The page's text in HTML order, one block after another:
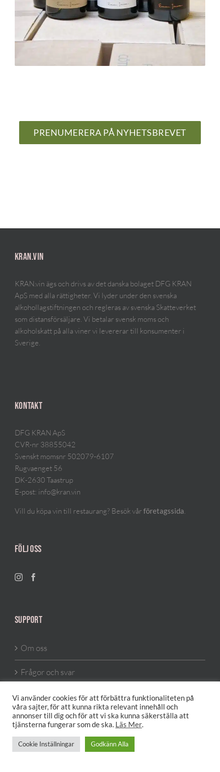
PRENUMERERA PÅ NYHETSBREVET
KRAN.VIN
KRAN.vin ägs och drivs av det danska bolaget DFG KRAN
ApS med alla rättigheter. Vi lyder under den svenska
alkohollagstiftningen och regleras av svenska Skatteverket
som distansförsäljare. Vi betalar svensk moms och
alkoholskatt på alla viner vi levererar till konsumenter i
Sverige.
KONTAKT
DFG KRAN ApS
CVR-nr 38855042
Svenskt momsnr 502079-6107
Rugvaenget 56
DK-2630 Taastrup
E-post: info@kran.vin
Vill du köpa vin till restaurang? Besök vårföretagssida
FÖLJ OSS
SUPPORT
Om oss
Frågor och svar
Så funkar det
Hemleverans
Köpvillkor
Vi använder cookies för att förbättra funktionaliteten på
våra sajter, för att kunna rikta relevant innehåll och
annonser till dig och för att vi ska kunna säkerställa att
tjänsterna fungerar som de ska. Läs Mer.
Cookie Inställningar Godkänn Alla